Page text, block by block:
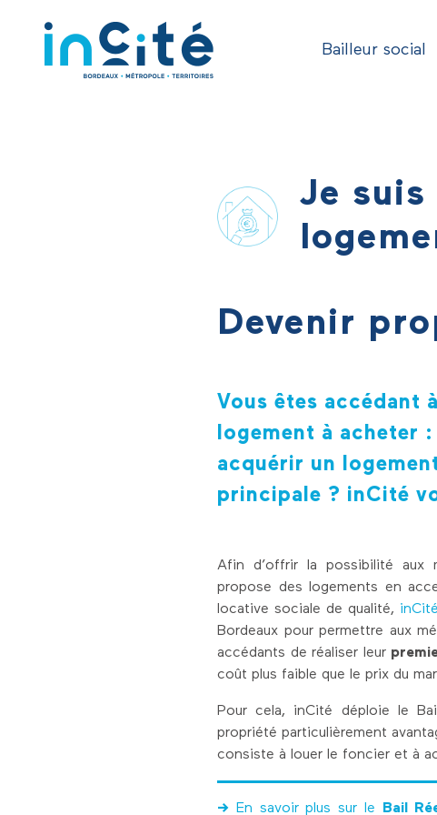
Bailleur social
Je suis
Devenir
Vous êtes accédant
logement à acheter
acquérir un
principale ? inCité
Afin d’offrir la possibilité aux
propose des logements en
locative sociale de qualité,
Bordeaux pour permettre aux
accédants de réaliser leur
coût plus faible que le prix du
Pour cela, inCité déploie le
propriété particulièrement
consiste à louer le foncier et à
-> En savoir plus sur le Bail